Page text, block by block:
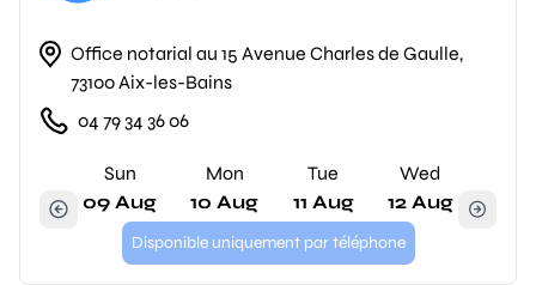
Office notarial au 15 Avenue Charles de Gaulle,
73100 Aix-les-Bains
04 79 34 36 06
Sun
09 Aug
Mon
10 Aug
Tue
11 Aug
Wed
12 Aug
Disponible uniquement par téléphone